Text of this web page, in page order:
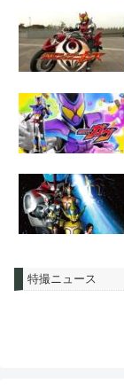
特撮ニュース